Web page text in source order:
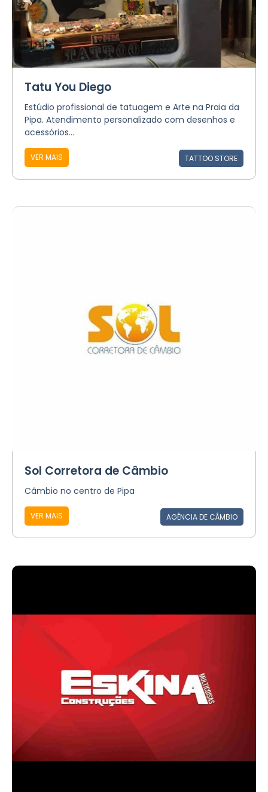
Tatu You Diego
Estúdio profissional de tatuagem e Arte na Praia da
Pipa. Atendimento personalizado com desenhos e
acessórios...
VER MAIS TATTOO STORE
Sol Corretora de Câmbio
Câmbio no centro de Pipa
VER MAIS AGÊNCIA DE CÂMBIO